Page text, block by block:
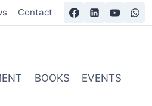
Contact
BOOKS EVENTS